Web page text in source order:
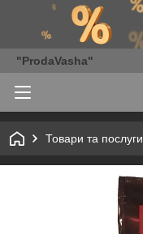
"ProdaVasha"
Товари та послуги